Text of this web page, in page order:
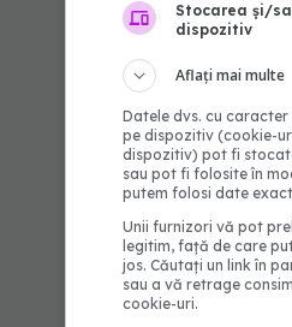
Stocarea și/
dispozitiv
Aflați mai multe
Datele dvs. cu
pe dispozitiv (cookie-
dispozitiv) pot fi
sau pot fi folosite în
putem folosi date
Unii furnizori vă pot
legitim, față de care
jos. Căutați un link în
sau a vă retrage
cookie-uri.